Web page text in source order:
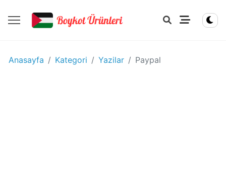
YIYECEK
Anasayfa Kategori Yazilar Paypal